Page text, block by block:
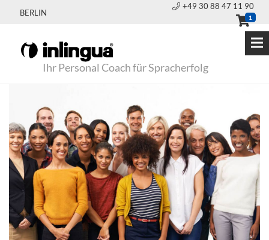
BERLIN
+49 30 88 47 11 90
1
Ihr Personal Coach für Spracherfolg